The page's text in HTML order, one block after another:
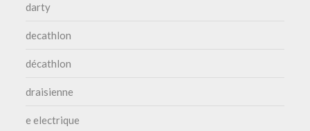
darty
decathlon
décathlon
draisienne
e electrique